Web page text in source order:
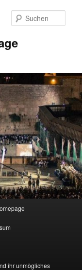
ihr unmögliches